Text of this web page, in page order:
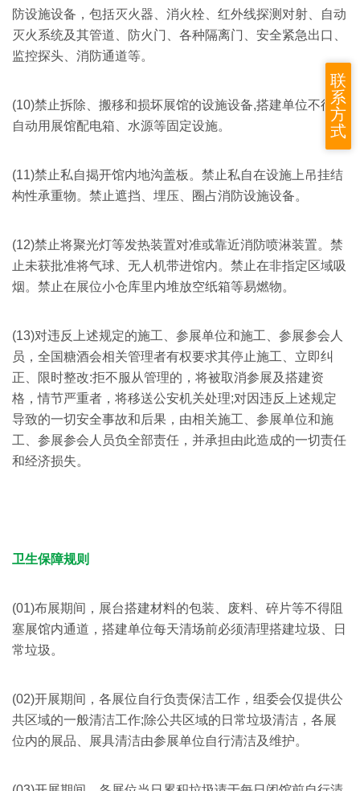
防设施设备，包括灭火器、消火栓、红外线探测对射、自动
灭火系统及其管道、防火门、各种隔离门、安全紧急出口、
监控探头、消防通道等。
(10)禁止拆除、搬移和损坏展馆的设施设备,搭建单位不得擅
自动用展馆配电箱、水源等固定设施。
(11)禁止私自揭开馆内地沟盖板。禁止私自在设施上吊挂结
构性承重物。禁止遮挡、埋压、圈占消防设施设备。
(12)禁止将聚光灯等发热装置对准或靠近消防喷淋装置。禁
止未获批准将气球、无人机带进馆内。禁止在非指定区域吸
烟。禁止在展位小仓库里内堆放空纸箱等易燃物。
(13)对违反上述规定的施工、参展单位和施工、参展参会人
员，全国糖酒会相关管理者有权要求其停止施工、立即纠
正、限时整改:拒不服从管理的，将被取消参展及搭建资
格，情节严重者，将移送公安机关处理;对因违反上述规定
导致的一切安全事故和后果，由相关施工、参展单位和施
工、参展参会人员负全部责任，并承担由此造成的一切责任
和经济损失。
卫生保障规则
(01)布展期间，展台搭建材料的包装、废料、碎片等不得阻
塞展馆内通道，搭建单位每天清场前必须清理搭建垃圾、日
常垃圾。
(02)开展期间，各展位自行负责保洁工作，组委会仅提供公
共区域的一般清洁工作;除公共区域的日常垃圾清洁，各展
位内的展品、展具清洁由参展单位自行清洁及维护。
联
系
方
式